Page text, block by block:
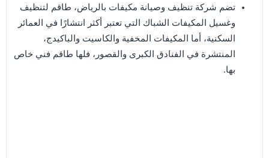
تضم شركة تنظيف وصيانة مكيفات بالرياض، طاقم لتنظيف
وغسيل المكيفات الشباك التي تعتبر أكثر انتشارًا في العمائر
السكنية، أما المكيفات المخفية والكاسيت والباكيدج،
المنتشرة في الفنادق الكبرى والقصور، فلها طاقم فني خاص
بها.